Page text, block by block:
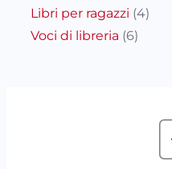
Libri per ragazzi (4)
Voci di libreria (6)